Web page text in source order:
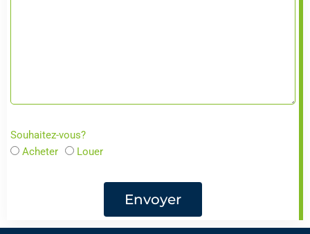
Souhaitez-vous?
Acheter
Louer
Envoyer